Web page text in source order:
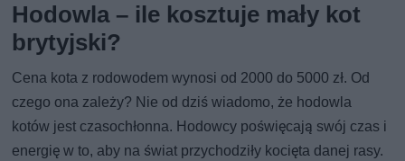
Hodowla – ile kosztuje mały kot
brytyjski?
Cena kota z rodowodem wynosi od 2000 do 5000 zł. Od
czego ona zależy? Nie od dziś wiadomo, że hodowla
kotów jest czasochłonna. Hodowcy poświęcają swój czas i
energię w to, aby na świat przychodziły kocięta danej rasy.